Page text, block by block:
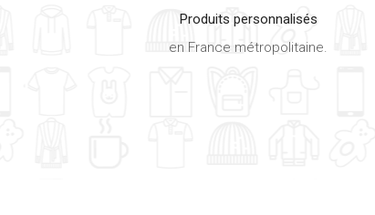
Produits personnalisés
en France métropolitaine.